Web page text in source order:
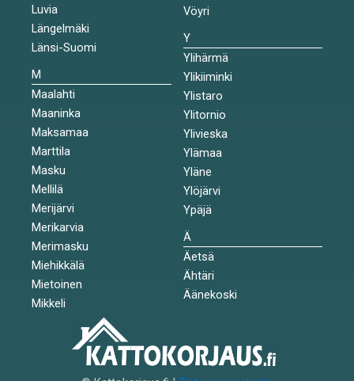
Luvia
Längelmäki
Länsi-Suomi
M
Maalahti
Maaninka
Maksamaa
Marttila
Masku
Mellilä
Merijärvi
Merikarvia
Merimasku
Miehikkälä
Mietoinen
Mikkeli
Vöyri
Y
Ylihärmä
Ylikiiminki
Ylistaro
Ylitornio
Ylivieska
Ylämaa
Yläne
Ylöjärvi
Ypäjä
Ä
Äetsä
Ähtäri
Äänekoski